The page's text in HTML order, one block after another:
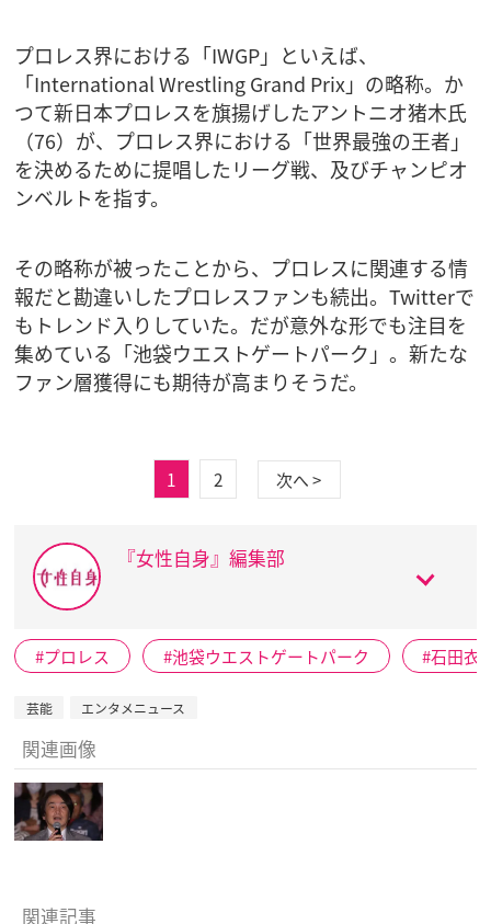
プロレス界における「IWGP」といえば、
「International Wrestling Grand Prix」の略称。か
つて新日本プロレスを旗揚げしたアントニオ猪木氏
（76）が、プロレス界における「世界最強の王者」
を決めるために提唱したリーグ戦、及びチャンピオ
ンベルトを指す。
その略称が被ったことから、プロレスに関連する情
報だと勘違いしたプロレスファンも続出。Twitterで
もトレンド入りしていた。だが意外な形でも注目を
集めている「池袋ウエストゲートパーク」。新たな
ファン層獲得にも期待が高まりそうだ。
1 2 次へ >
『女性自身』編集部
プロレス 池袋ウエストゲートパーク 石田衣
芸能 エンタメニュース
関連画像
関連記事